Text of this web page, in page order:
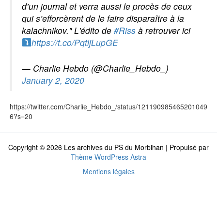
d’un journal et verra aussi le procès de ceux
qui s’efforcèrent de le faire disparaître à la
kalachnikov." L'édito de #Riss à retrouver ici
https://t.co/PqtljLupGE
— Charlie Hebdo (@Charlie_Hebdo_)
January 2, 2020
https://twitter.com/Charlie_Hebdo_/status/121190985465201049
6?s=20
Copyright © 2026 Les archives du PS du Morbihan | Propulsé par
Thème WordPress Astra
Mentions légales